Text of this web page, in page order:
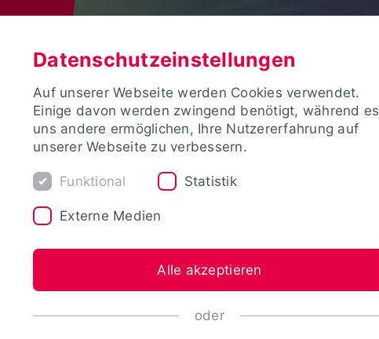
Datenschutzeinstellungen
Auf unserer Webseite werden Cookies verwendet.
Einige davon werden zwingend benötigt, während es
uns andere ermöglichen, Ihre Nutzererfahrung auf
unserer Webseite zu verbessern.
Funktional Statistik
Externe Medien
Alle akzeptieren
oder